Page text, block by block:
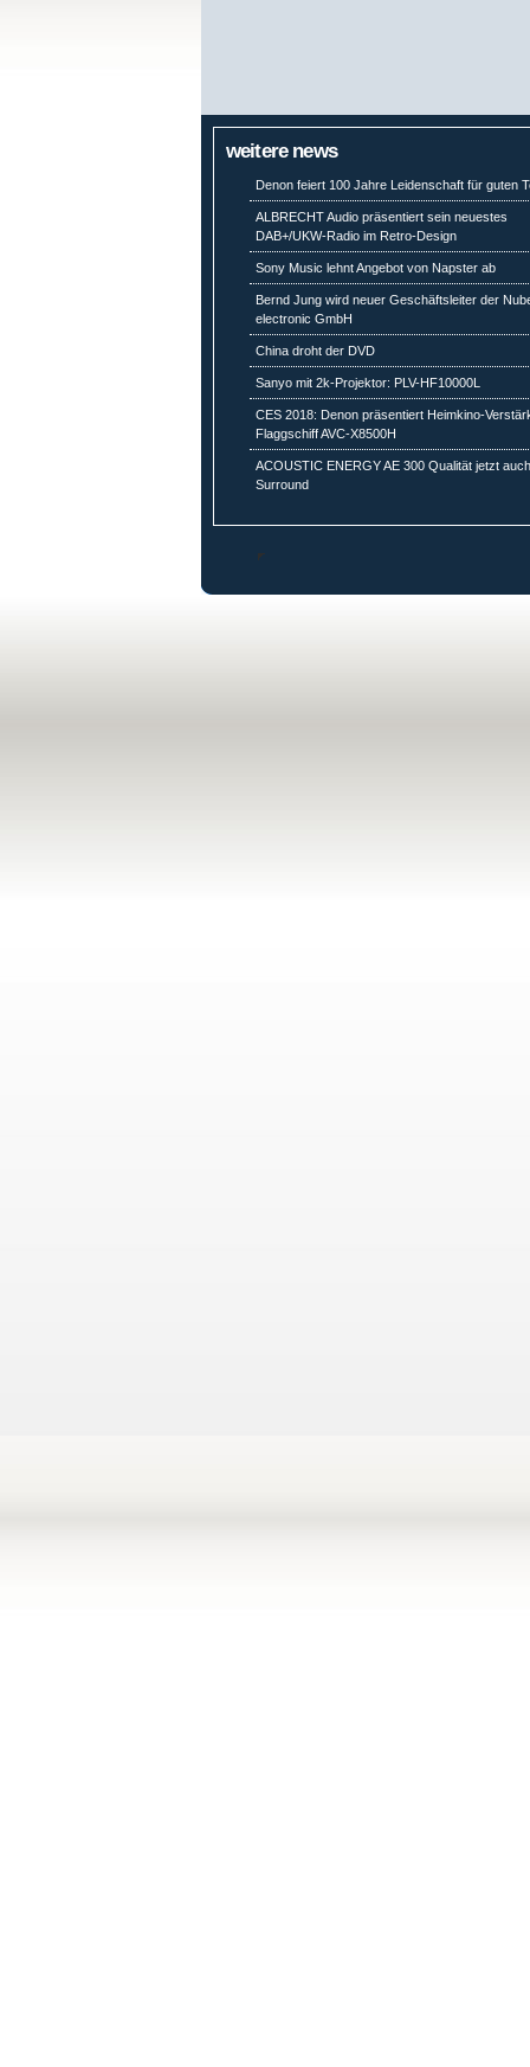
weitere news
Denon feiert 100 Jahre Leidenschaft für guten
ALBRECHT Audio präsentiert sein neuestes
DAB+/UKW-Radio im Retro-Design
Sony Music lehnt Angebot von Napster ab
Bernd Jung wird neuer Geschäftsleiter der
electronic GmbH
China droht der DVD
Sanyo mit 2k-Projektor: PLV-HF10000L
CES 2018: Denon präsentiert Heimkino-
Flaggschiff AVC-X8500H
ACOUSTIC ENERGY AE 300 Qualität jetzt
Surround